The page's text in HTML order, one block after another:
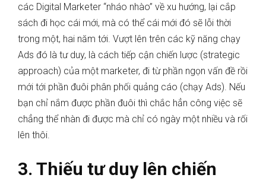
các Digital Marketer “nháo nhào” về xu hướng, lại cắp
sách đi học cái mới, mà có thể cái mới đó sẽ lỗi thời
trong một, hai năm tới. Vượt lên trên các kỹ năng chạy
Ads đó là tư duy, là cách tiếp cận chiến lược (strategic
approach) của một marketer, đi từ phần ngọn vấn đề rồi
mới tới phần đuôi phân phối quảng cáo (chạy Ads). Nếu
bạn chỉ nắm được phần đuôi thì chắc hẳn công việc sẽ
chẳng thể nhàn đi được mà chỉ có ngày một nhiều và rối
lên thôi.
3. Thiếu tư duy lên chiến